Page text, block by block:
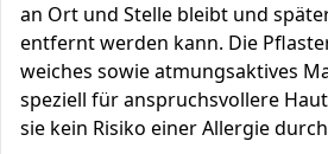
an Ort und Stelle bleibt und
entfernt werden kann. Die
weiches sowie atmungsaktives
speziell für anspruchsvollere
sie kein Risiko einer Allergie